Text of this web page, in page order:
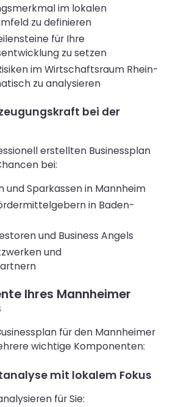
im lokalen
zu definieren
für Ihre
zu setzen
im Wirtschaftsraum Rhein-
zu analysieren
bei der
erstellten Businessplan
bei:
und Sparkassen in Mannheim
in Baden-
und Business Angels
und
Ihres Mannheimer
für den Mannheimer
wichtige Komponenten:
mit lokalem Fokus
für Sie: